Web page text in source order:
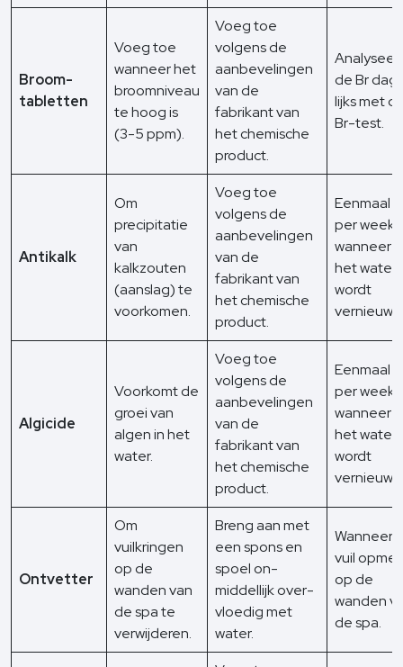
Broom-
tabletten
Voeg toe
wanneer het
broomniveau
te hoog is
(3-5 ppm).
Voeg toe
volgens de
aanbevelingen
van de
fabrikant van
het chemische
product.
Analyseer
de Br
lijks met
Br-test.
Antikalk
Om
precipitatie
van
kalkzouten
(aanslag) te
voorkomen.
Voeg toe
volgens de
aanbevelingen
van de
fabrikant van
het chemische
product.
Eenmaal
per week
wanneer
het water
wordt
Algicide
Voorkomt de
groei van
algen in het
water.
Voeg toe
volgens de
aanbevelingen
van de
fabrikant van
het chemische
product.
Eenmaal
per week
wanneer
het water
wordt
Ontvetter
Om
vuilkringen
op de
wanden van
de spa te
verwijderen.
Breng aan met
een spons en
spoel on-
middellijk over-
vloedig met
water.
Wanneer u
vuil
op de
wanden
de spa.